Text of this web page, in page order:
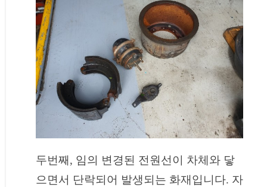
두번째, 임의 변경된 전원선이 차체와 닿
으면서 단락되어 발생되는 화재입니다. 자